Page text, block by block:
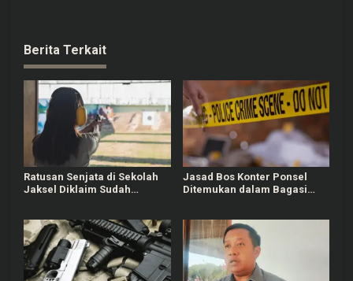
Berita Terkait
Ratusan Senjata di Sekolah
Jaksel Diklaim Sudah
Jasad Bos Konter Ponsel
Ditemukan dalam Bagasi